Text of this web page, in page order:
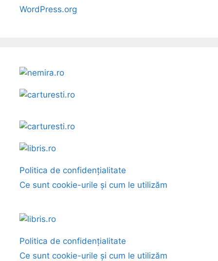
WordPress.org
Politica de confidențialitate
Ce sunt cookie-urile și cum le utilizăm
Politica de confidențialitate
Ce sunt cookie-urile și cum le utilizăm